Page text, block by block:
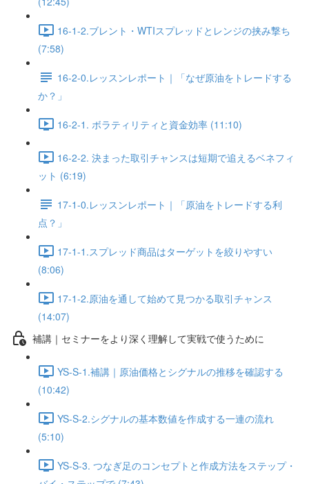
16-1-2.ブレント・WTIスプレッドとレンジの挟み撃ち
(7:58)
16-2-0.レッスンレポート｜「なぜ原油をトレードする
か？」
16-2-1. ボラティリティと資金効率 (11:10)
16-2-2. 決まった取引チャンスは短期で追えるベネフィ
ット (6:19)
17-1-0.レッスンレポート｜「原油をトレードする利
点？」
17-1-1.スプレッド商品はターゲットを絞りやすい
(8:06)
17-1-2.原油を通して始めて見つかる取引チャンス
(14:07)
補講｜セミナーをより深く理解して実戦で使うために
YS-S-1.補講｜原油価格とシグナルの推移を確認する
(10:42)
YS-S-2.シグナルの基本数値を作成する一連の流れ
(5:10)
YS-S-3. つなぎ足のコンセプトと作成方法をステップ・